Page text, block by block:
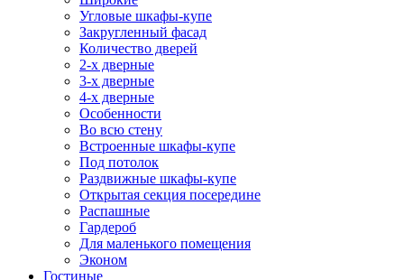
Угловые шкафы-купе
Закругленный фасад
Количество дверей
2-х дверные
3-х дверные
4-х дверные
Особенности
Во всю стену
Встроенные шкафы-купе
Под потолок
Раздвижные шкафы-купе
Открытая секция посередине
Распашные
Гардероб
Для маленького помещения
Эконом
Гостиные